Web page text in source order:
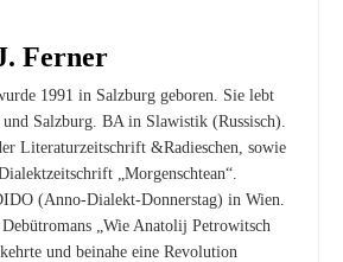
Ferner
1991 in Salzburg geboren. Sie lebt
Salzburg. BA in Slawistik (Russisch).
Literaturzeitschrift &Radieschen, sowie
„Morgenschtean“.
(Anno-Dialekt-Donnerstag) in Wien.
Debütromans „Wie Anatolij Petrowitsch
und beinahe eine Revolution